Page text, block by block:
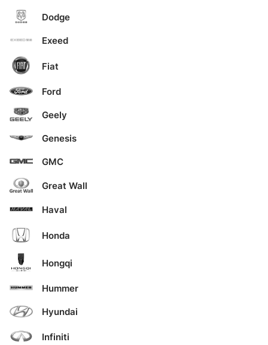
Dodge
Exeed
Fiat
Ford
Geely
Genesis
GMC
Great Wall
Haval
Honda
Hongqi
Hummer
Hyundai
Infiniti